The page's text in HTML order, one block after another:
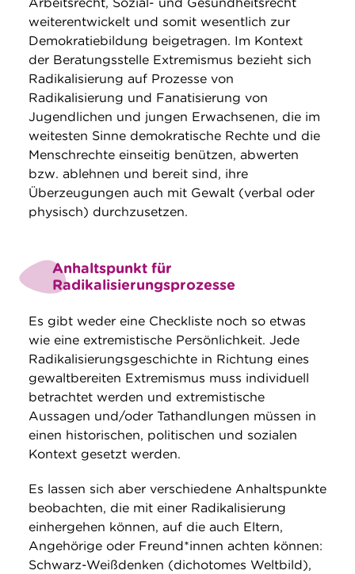
Arbeitsrecht, Sozial- und Gesundheitsrecht
weiterentwickelt und somit wesentlich zur
Demokratiebildung beigetragen. Im Kontext
der Beratungsstelle Extremismus bezieht sich
Radikalisierung auf Prozesse von
Radikalisierung und Fanatisierung von
Jugendlichen und jungen Erwachsenen, die im
weitesten Sinne demokratische Rechte und die
Menschrechte einseitig benützen, abwerten
bzw. ablehnen und bereit sind, ihre
Überzeugungen auch mit Gewalt (verbal oder
physisch) durchzusetzen.
Anhaltspunkt für
Radikalisierungsprozesse
Es gibt weder eine Checkliste noch so etwas
wie eine extremistische Persönlichkeit. Jede
Radikalisierungsgeschichte in Richtung eines
gewaltbereiten Extremismus muss individuell
betrachtet werden und extremistische
Aussagen und/oder Tathandlungen müssen in
einen historischen, politischen und sozialen
Kontext gesetzt werden.
Es lassen sich aber verschiedene Anhaltspunkte
beobachten, die mit einer Radikalisierung
einhergehen können, auf die auch Eltern,
Angehörige oder Freund*innen achten können:
Schwarz-Weißdenken (dichotomes Weltbild),